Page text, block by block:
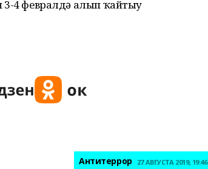
3-4 февралдә алып ҡайтыу
Антитеррор 27 АВГУСТА 2019, 19:46